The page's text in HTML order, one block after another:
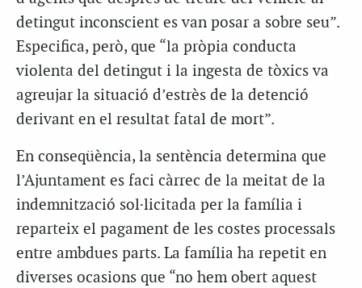
detingut inconscient es van posar a sobre seu”.
Especifica, però, que “la pròpia conducta
violenta del detingut i la ingesta de tòxics va
agreujar la situació d’estrès de la detenció
derivant en el resultat fatal de mort”.
En conseqüència, la sentència determina que
l’Ajuntament es faci càrrec de la meitat de la
indemnització sol·licitada per la família i
reparteix el pagament de les costes processals
entre ambdues parts. La família ha repetit en
diverses ocasions que “no hem obert aquest